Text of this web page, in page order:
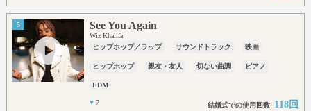
5 See You Again
Wiz Khalifa
ヒップホップ／ラップ
サウンドトラック 映画
ヒップホップ 親友・友人 切ない曲調 ピアノ
EDM
♥ 7 結婚式での使用回数 118回